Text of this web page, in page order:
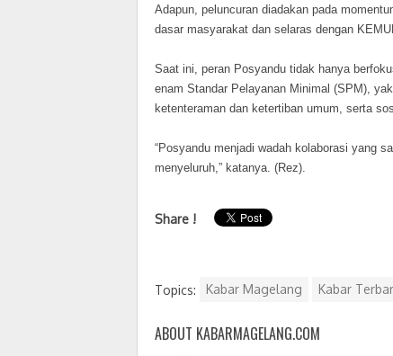
Adapun, peluncuran diadakan pada
dasar masyarakat dan selaras dengan
Saat ini, peran Posyandu tidak hanya
enam Standar Pelayanan Minimal (SPM),
ketenteraman dan ketertiban umum, serta
“Posyandu menjadi wadah kolaborasi yang
menyeluruh,” katanya. (Rez).
Share !
Topics: Kabar Magelang Kabar
ABOUT KABARMAGELANG.COM